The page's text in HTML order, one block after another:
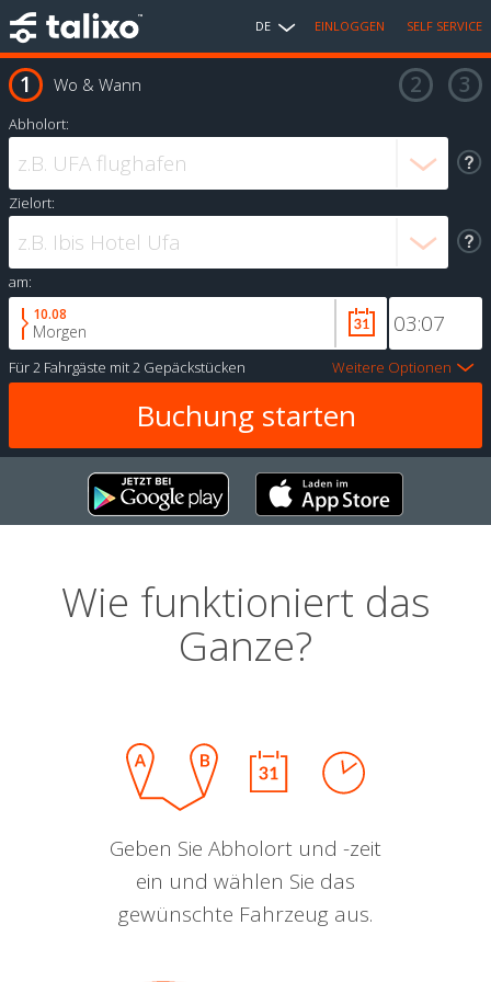
DE EINLOGGEN SELF SERVICE
Wo & Wann
Abholort:
Zielort:
am:
10.08
Morgen
Für2 Fahrgäste mit2 Gepäckstücken Weitere Optionen
Wie funktioniert das
Ganze?
Geben Sie Abholort und -zeit
ein und wählen Sie das
gewünschte Fahrzeug aus.